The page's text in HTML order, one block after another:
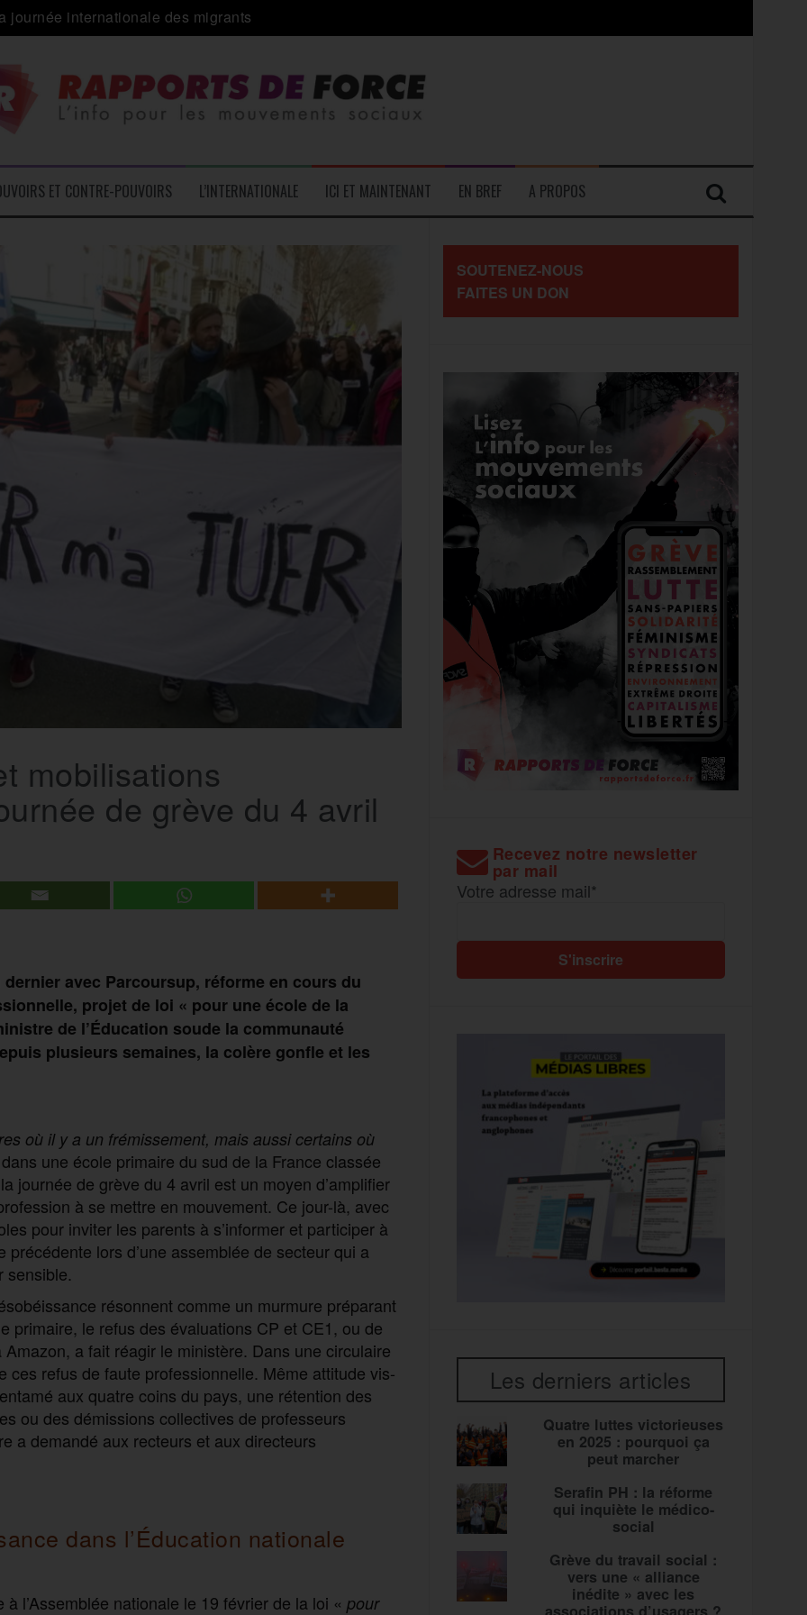
inédite » avec les associations d’usagers ?
– L’Actu des Oublié.es
contre « l’une des plus grandes attaques jamais menées contre les travailleurs »
ça peut marcher
médico-social
ET CONTRE-POUVOIRS L’INTERNATIONALE ICI ET MAINTENANT EN BREF A PROPOS
mobilisations
de grève du 4 avril
avec Parcoursup, réforme en cours du
projet de loi « pour une école de la
de l’Éducation soude la communauté
plusieurs semaines, la colère gonfle et les
oùil y a un frémissement, mais aussi certains où
une école primaire du sud de la France classée
journée de grève du 4 avril est un moyen d’amplifier
à se mettre en mouvement. Ce jour-là, avec
pour inviter les parents à s’informer et participer à
lors d’une assemblée de secteur qui a
sensible.
résonnent comme un murmure préparant
primaire, le refus des évaluations CP et CE1, ou de
a fait réagir le ministère. Dans une circulaire
refus de faute professionnelle. Même attitude vis-
aux quatre coins du pays, une rétention des
ou des démissions collectives de professeurs
a demandé aux recteurs et aux directeurs
dans l’Éducation nationale
l’Assemblée nationale le 19 février de la loi « pour
SOUTENEZ-NOUS
FAITES UN DON
Recevez notre newsletter
par mail
Votre adresse mail*
Les derniers articles
Quatre luttes victorieuses
en 2025 : pourquoi ça
peut marcher
Serafin PH : la réforme
qui inquiète le médico-
social
Grève du travail social :
vers une « alliance
inédite » avec les